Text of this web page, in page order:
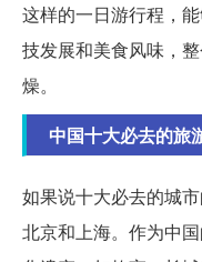
这样的一日游行程，
技发展和美食风味，
燥。
中国十大必去的旅
如果说十大必去的城
北京和上海。作为中